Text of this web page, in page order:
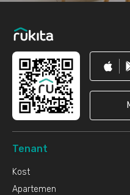
Tenant
Kost
Apartemen